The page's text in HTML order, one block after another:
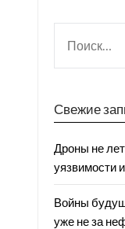
Свежие
Дроны не
уязвимости
Войны
уже не за